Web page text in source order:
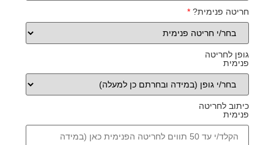
חריטה פנימית?*
גופן לחריטה
פנימית
כיתוב לחריטה
פנימית